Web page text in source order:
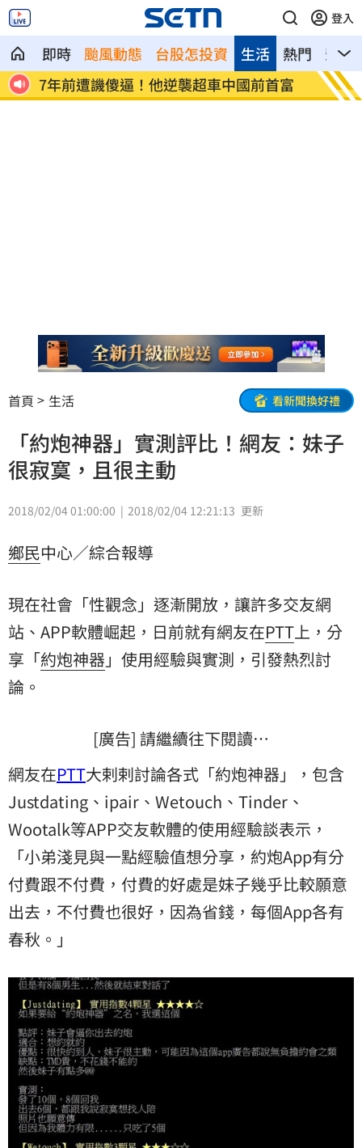
登入
即時 颱風動態 台股怎投資 熱門 影音
生活
7年前遭譏傻逼！他逆襲超車中國前首富 女兒
首頁 生活 看新聞換好禮
「約炮神器」實測評比！網友：妹子
很寂寞，且很主動
2018/02/04 01:00:00 2018/02/04 12:21:13 更新
鄉民中心／綜合報導
現在社會「性觀念」逐漸開放，讓許多交友網
站、APP軟體崛起，日前就有網友在PTT上，分
享「約炮神器 」使用經驗與實測，引發熱烈討
論。
[廣告] 請繼續往下閱讀…
網友在PTT大剌剌討論各式「約炮神器」，包含
Justdating、ipair、Wetouch、Tinder、
Wootalk等APP交友軟體的使用經驗談表示，
「小弟淺見與一點經驗值想分享，約炮App有分
付費跟不付費，付費的好處是妹子幾乎比較願意
出去，不付費也很好，因為省錢，每個App各有
春秋。」